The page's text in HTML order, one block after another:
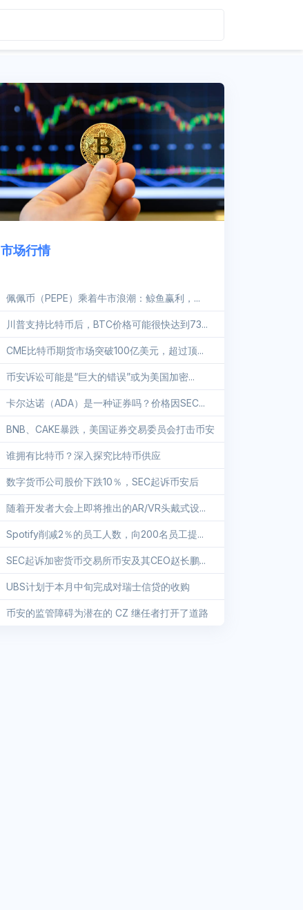
市场行情
佩佩币（PEPE）乘着牛市浪潮：鲸鱼赢利，...
川普支持比特币后，BTC价格可能很快达到73...
CME比特币期货市场突破100亿美元，超过顶...
币安诉讼可能是“巨大的错误”或为美国加密...
卡尔达诺（ADA）是一种证券吗？价格因SEC...
BNB、CAKE暴跌，美国证券交易委员会打击币安
谁拥有比特币？深入探究比特币供应
数字货币公司股价下跌10％，SEC起诉币安后
随着开发者大会上即将推出的AR/VR头戴式设...
Spotify削减2％的员工人数，向200名员工提...
SEC起诉加密货币交易所币安及其CEO赵长鹏...
UBS计划于本月中旬完成对瑞士信贷的收购
币安的监管障碍为潜在的 CZ 继任者打开了道路